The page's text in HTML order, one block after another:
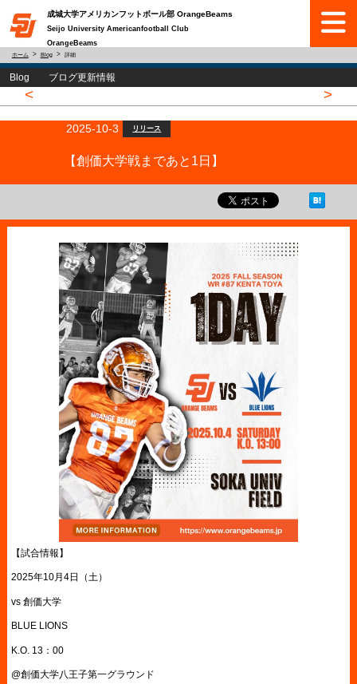
成城大学アメリカンフットボール部 OrangeBeams
Seijo University Americanfootball Club
OrangeBeams
ホーム Blog 詳細
Blog ブログ更新情報
< >
2025-10-3 リリース
【創価大学戦まであと1日】
【試合情報】
2025年10月4日（土）
vs 創価大学
BLUE LIONS
K.O. 13：00
@創価大学八王子第一グラウンド